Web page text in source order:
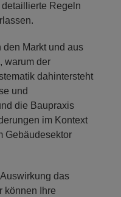
Regeln
Markt und aus
warum der
dahintersteht
und
die Baupraxis
im Kontext
Gebäudesektor
das
können Ihre